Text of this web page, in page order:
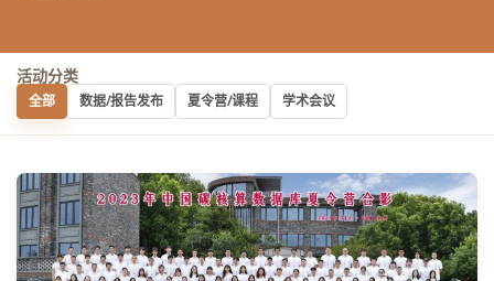
活动分类
全部 数据/报告发布 夏令营/课程 学术会议